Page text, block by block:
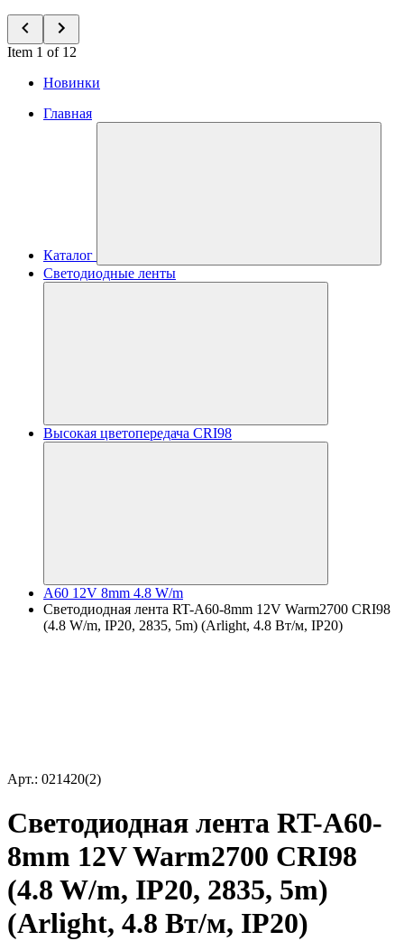
Item 1 of 12
Новинки
Главная
Каталог
Светодиодные ленты
Высокая цветопередача CRI98
A60 12V 8mm 4.8 W/m
Светодиодная лента RT-A60-8mm 12V Warm2700 CRI98
(4.8 W/m, IP20, 2835, 5m) (Arlight, 4.8 Вт/м, IP20)
Арт.: 021420(2)
Светодиодная лента RT-A60-
8mm 12V Warm2700 CRI98
(4.8 W/m, IP20, 2835, 5m)
(Arlight, 4.8 Вт/м, IP20)